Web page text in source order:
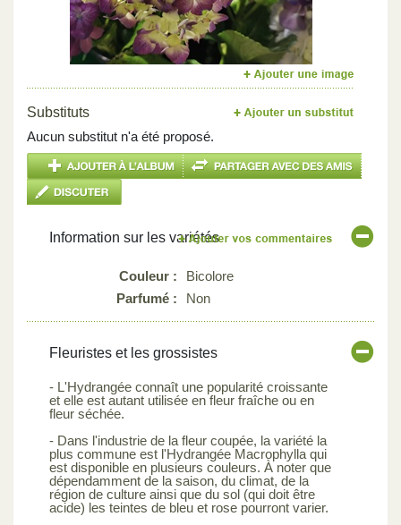
Substituts
Aucun substitut n'a été proposé.
Information sur les variétés
Couleur :
Bicolore
Parfumé :
Non
Fleuristes et les grossistes
- L'Hydrangée connaît une popularité croissante
et elle est autant utilisée en fleur fraîche ou en
fleur séchée.
- Dans l'industrie de la fleur coupée, la variété la
plus commune est l'Hydrangée Macrophylla qui
est disponible en plusieurs couleurs. À noter que
dépendamment de la saison, du climat, de la
région de culture ainsi que du sol (qui doit être
acide) les teintes de bleu et rose pourront varier.